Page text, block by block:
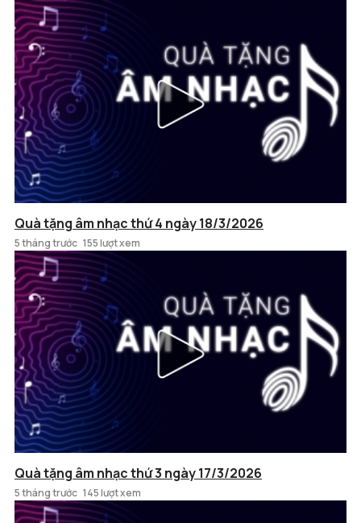
Quà tặng âm nhạc thứ 4 ngày 18/3/2026
5 tháng trước 155 lượt xem
Quà tặng âm nhạc thứ 3 ngày 17/3/2026
5 tháng trước 145 lượt xem